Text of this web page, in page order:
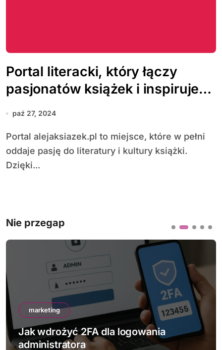
Portal literacki, który łączy
pasjonatów książek i inspiruje
do czytania
paź 27, 2024
Portal alejaksiazek.pl to miejsce, które w pełni
oddaje pasję do literatury i kultury książki.
Dzięki...
Nie przegap
marketing
Jak wdrożyć 2FA dla logowania
administratora